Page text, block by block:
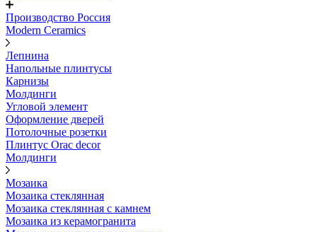
Производство Россия
Modern Ceramics
Лепнина
Напольные плинтусы
Карнизы
Молдинги
Угловой элемент
Оформление дверей
Потолочные розетки
Плинтус Orac decor
Молдинги
Мозаика
Мозаика стеклянная
Мозаика стеклянная с камнем
Мозаика из керамогранита